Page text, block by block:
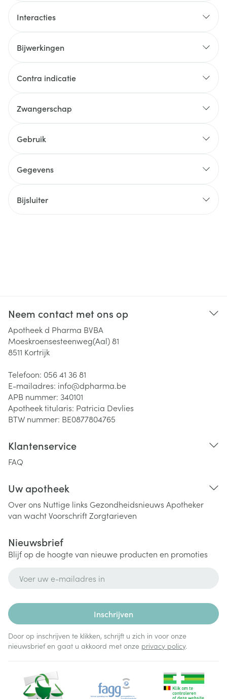
Interacties
Bijwerkingen
Contra indicatie
Zwangerschap
Gebruik
Gegevens
Bijsluiter
Neem contact met ons op
Apotheek d Pharma BVBA
Moeskroensesteenweg(Aal) 81
8511 Kortrijk
Telefoon: 056 41 36 81
E-mailadres: info@dpharma.be
APB nummer: 340101
Apotheek titularis: Patricia Devlies
BTW nummer: BE0877804765
Klantenservice
FAQ
Uw apotheek
Over ons Nuttige links Gezondheidsnieuws Apotheker
van wachtVoorschriftZorgtarieven
Nieuwsbrief
Blijf op de hoogte van nieuwe producten en promoties
Inschrijven
Door op inschrijven te klikken, schrijft u zich in voor onze
nieuwsbrief en gaat u akkoord met onze privacy policy.